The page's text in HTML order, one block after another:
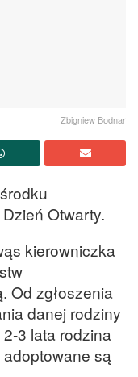
Zbigniew Bodnar
Otwarty.
kierowniczka
Od zgłoszenia
danej rodziny
3 lata rodzina
są